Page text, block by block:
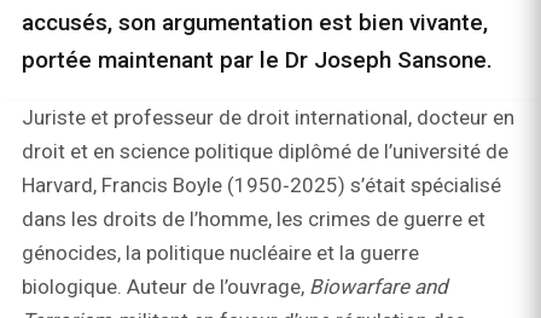
accusés, son argumentation est bien vivante,
portée maintenant par le Dr Joseph Sansone.
Juriste et professeur de droit international, docteur en
droit et en science politique diplômé de l’université de
Harvard, Francis Boyle (1950‑2025) s’était spécialisé
dans les droits de l’homme, les crimes de guerre et
génocides, la politique nucléaire et la guerre
biologique. Auteur de l’ouvrage, Biowarfare and